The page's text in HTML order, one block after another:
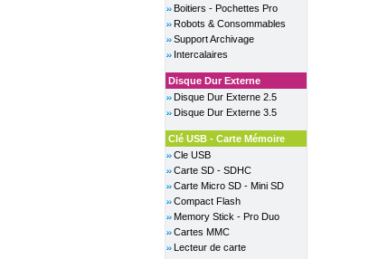
Boitiers - Pochettes Pro
Robots & Consommables
Support Archivage
Intercalaires
Disque Dur Externe
Disque Dur Externe 2.5
Disque Dur Externe 3.5
Clé USB - Carte Mémoire
Cle USB
Carte SD - SDHC
Carte Micro SD - Mini SD
Compact Flash
Memory Stick - Pro Duo
Cartes MMC
Lecteur de carte